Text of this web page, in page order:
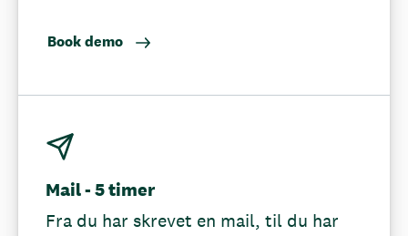
Book demo
Mail - 5 timer
Fra du har skrevet en mail, til du har